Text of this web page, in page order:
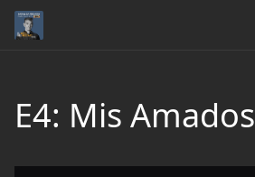
E4: Mis Amados